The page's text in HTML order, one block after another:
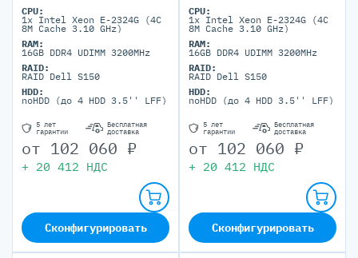
CPU:
1x Intel Xeon E-2324G (4C
8M Cache 3.10 GHz)
RAM:
16GB DDR4 UDIMM 3200MHz
RAID:
RAID Dell S150
HDD:
noHDD (до 4 HDD 3.5'' LFF)
5 лет
гарантии
Бесплатная
доставка
от 102 060 ₽
+ 20 412 НДС
Сконфигурировать
CPU:
1x Intel Xeon E-2324G (4C
8M Cache 3.10 GHz)
RAM:
16GB DDR4 UDIMM 3200MHz
RAID:
RAID Dell S150
HDD:
noHDD (до 4 HDD 3.5'' LFF)
5 лет
гарантии
Бесплатная
доставка
от 102 060 ₽
+ 20 412 НДС
Сконфигурировать